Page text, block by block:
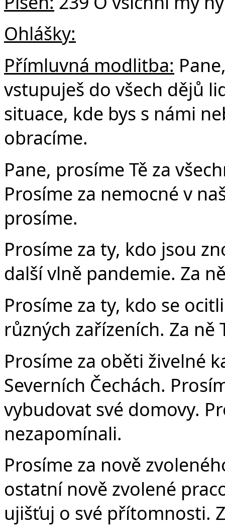
Ohlášky:
Přímluvná modlitba:
vstupuješ do všech dějů
situace, kde bys s námi
obracíme.
Pane, prosíme Tě za
Prosíme za nemocné v
prosíme.
Prosíme za ty, kdo jsou
další vlně pandemie. Za
Prosíme za ty, kdo se
různých zařízeních. Za ně
Prosíme za oběti živelné
Severních Čechách.
vybudovat své domovy.
nezapomínali.
Prosíme za nově
ostatní nově zvolené
ujišťuj o své přítomnosti.